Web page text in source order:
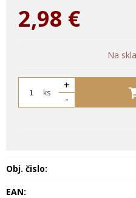
2,98 €
Na
ks
+
-
Obj. čislo:
EAN: